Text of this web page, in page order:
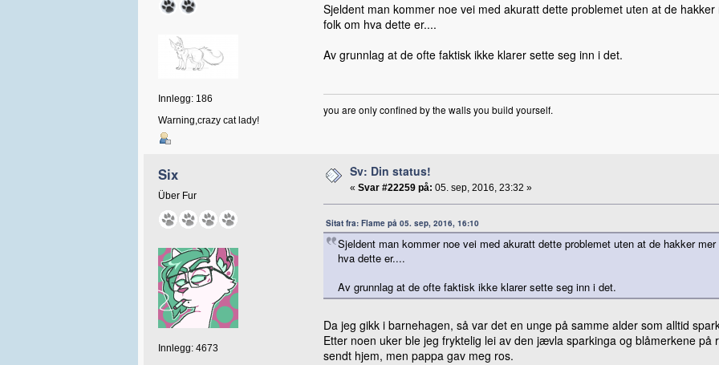
Innlegg: 186
Warning,crazy cat lady!
Sjeldent man kommer noe vei med akuratt dette problemet uten at de
folk om hva dette er....
Av grunnlag at de ofte faktisk ikke klarer sette seg inn i det.
you are only confined by the walls you build yourself.
Six
Über Fur
Innlegg: 4673
Sv: Din status!
« Svar #22259 på: 05. sep, 2016, 23:32 »
Sitat fra: Flame på 05. sep, 2016, 16:10
Sjeldent man kommer noe vei med akuratt dette problemet uten at de hakker
hva dette er....
Av grunnlag at de ofte faktisk ikke klarer sette seg inn i det.
Da jeg gikk i barnehagen, så var det en unge på samme alder som alltid
Etter noen uker ble jeg fryktelig lei av den jævla sparkinga og blåmerkene
sendt hjem, men pappa gav meg ros.